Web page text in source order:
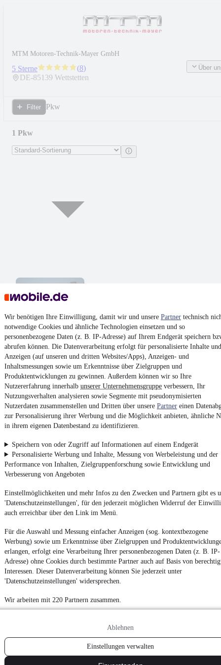
Wir benötigen Ihre Einwilligung, damit wir und unsere Partner technisch
notwendige Cookies und ähnliche Technologien einsetzen und so
personenbezogene Daten (z. B. IP-Adresse) auf Ihrem Endgerät speichern
abrufen können. Die Datenverarbeitung erfolgt für personalisierte Inhalte und
Anzeigen (auf unseren und dritten Websites/Apps), Anzeigen- und
Inhaltsmessungen sowie um Erkenntnisse über Zielgruppen und
Produktentwicklungen zu gewinnen. Außerdem können wir so Ihre
Nutzererfahrung innerhalb unserer Unternehmensgruppe verbessern, Ihr
Nutzungsverhalten analysieren sowie Segmente mit pseudonymisierten
Nutzerdaten zusammenstellen und Dritten über unsere Partner einen
zur Personalisierung ihrer Werbung und die Möglichkeit anbieten, ähnliche
in ihrem eigenen Datenbestand zu identifizieren.
Speichern von oder Zugriff auf Informationen auf einem Endgerät
Personalisierte Werbung und Inhalte, Messung von Werbeleistung und der
Performance von Inhalten, Zielgruppenforschung sowie Entwicklung und
Verbesserung von Angeboten
Einstellmöglichkeiten und mehr Infos zu den Zwecken und Partnern gibt es
'Datenschutzeinstellungen', für den jederzeit möglichen Widerruf der
auch erreichbar über den Link im Menü.
Für die Auswahl und Messung einfacher Anzeigen (sog. kontextbezogene
Werbung) sowie um Erkenntnisse über Zielgruppen und
erlangen, erfolgt eine Verarbeitung Ihrer personenbezogenen Daten (z. B. IP-
Adresse) ohne Cookies durch bestimmte Partner auch auf Basis von
Interessen. Dieser Datenverarbeitung können Sie jederzeit unter
'Datenschutzeinstellungen' widersprechen.
Wir arbeiten mit 220 Partnern zusammen.
Ablehnen
Einstellungen verwalten
MTM Motoren-Technik-Mayer GmbH
5 Sterne (8)
DE-85139 Wettstetten
Über
Filter Pkw
1 Pkw
Unfallfrei•EZ 07/1995• 3.300 km•174 kW (237 PS)
Kontakt
¹MwSt. ausweisbar
Nutze mobile.de schnell und einfach
Impressum
AGB
Vertrag widerrufen
Datenschutzeinstellungen
Erklärung zur Barrierefreiheit
Report Security Vulnerability (English)
Besuchemobile.de